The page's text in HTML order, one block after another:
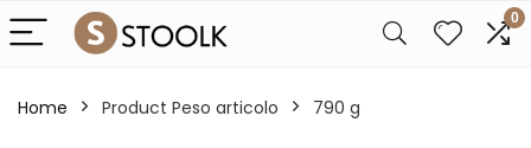
0
Home Product Peso articolo ‎790 g